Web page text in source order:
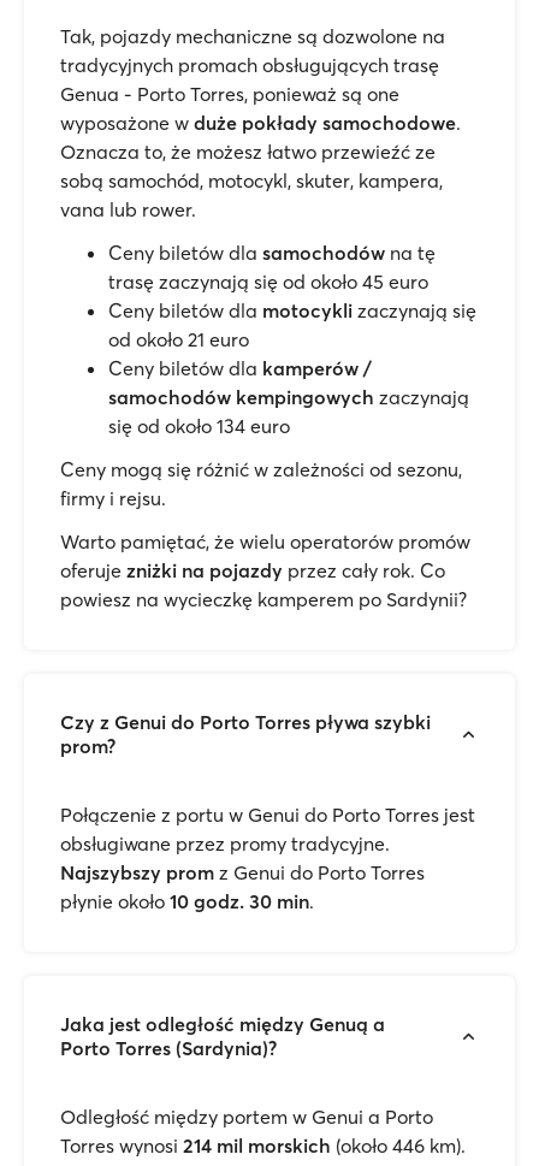
Tak, pojazdy mechaniczne są dozwolone na
tradycyjnych promach obsługujących trasę
Genua - Porto Torres, ponieważ są one
wyposażone w duże pokłady samochodowe.
Oznacza to, że możesz łatwo przewieźć ze
sobą samochód, motocykl, skuter, kampera,
vana lub rower.
Ceny biletów dla samochodów na tę
trasę zaczynają się od około 45 euro
Ceny biletów dla motocykli zaczynają się
od około 21 euro
Ceny biletów dla kamperów /
samochodów kempingowych zaczynają
się od około 134 euro
Ceny mogą się różnić w zależności od sezonu,
firmy i rejsu.
Warto pamiętać, że wielu operatorów promów
oferuje zniżki na pojazdy przez cały rok. Co
powiesz na wycieczkę kamperem po Sardynii?
Czy z Genui do Porto Torres pływa szybki
prom?
Połączenie z portu w Genui do Porto Torres jest
obsługiwane przez promy tradycyjne.
Najszybszy prom z Genui do Porto Torres
płynie około 10 godz. 30 min.
Jaka jest odległość między Genuą a
Porto Torres (Sardynia)?
Odległość między portem w Genui a Porto
Torres wynosi 214 mil morskich (około 446 km).